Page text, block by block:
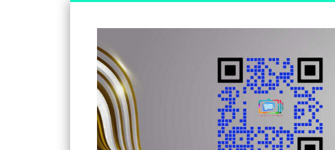
Somos un medio de información independiente, con visión joven.